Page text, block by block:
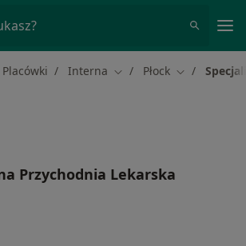
Placówki Interna Zmień miasto
Płock Zmień
Przychodnia Lekarska